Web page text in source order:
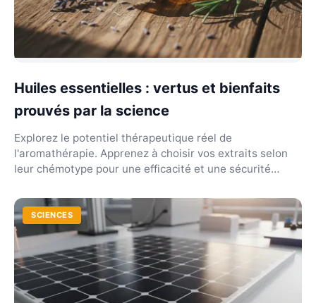
Huiles essentielles : vertus et bienfaits
prouvés par la science
Explorez le potentiel thérapeutique réel de
l'aromathérapie. Apprenez à choisir vos extraits selon
leur chémotype pour une efficacité et une sécurité
SCIENCES